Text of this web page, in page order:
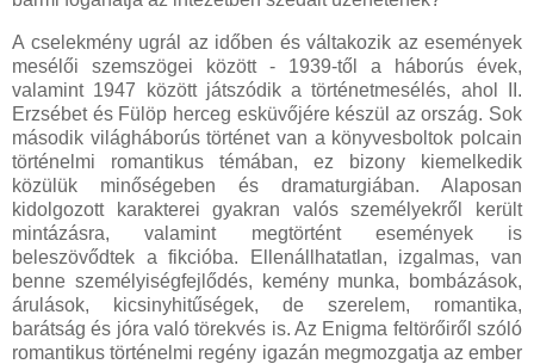
A cselekmény ugrál az időben és váltakozik az események
mesélői szemszögei között - 1939-től a háborús évek,
valamint 1947 között játszódik a történetmesélés, ahol II.
Erzsébet és Fülöp herceg esküvőjére készül az ország. Sok
második világháborús történet van a könyvesboltok polcain
történelmi romantikus témában, ez bizony kiemelkedik
közülük minőségeben és dramaturgiában. Alaposan
kidolgozott karakterei gyakran valós személyekről került
mintázásra, valamint megtörtént események is
beleszövődtek a fikcióba. Ellenállhatatlan, izgalmas, van
benne személyiségfejlődés, kemény munka, bombázások,
árulások, kicsinyhitűségek, de szerelem, romantika,
barátság és jóra való törekvés is. Az Enigma feltörőiről szóló
romantikus történelmi regény igazán megmozgatja az ember